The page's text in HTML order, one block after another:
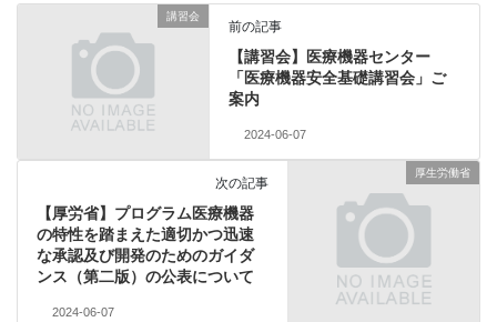
講習会
前の記事
【講習会】医療機器センター
「医療機器安全基礎講習会」ご
案内
2024-06-07
厚生労働省
次の記事
【厚労省】プログラム医療機器
の特性を踏まえた適切かつ迅速
な承認及び開発のためのガイダ
ンス（第二版）の公表について
2024-06-07